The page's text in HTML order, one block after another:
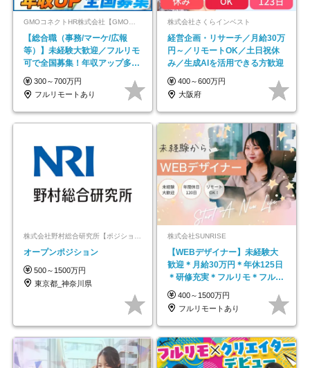
GMOコネクトHR株式会社【GMOインターネットグループ】
【総合職（事務/マーケ/広報
等）】未経験大歓迎／フルリモ
可で全国募集！年収アップ多数
★年休最大130日★
300～700万円
フルリモートあり
株式会社さくらインベスト
経営企画・リサーチ／月給30万
円～／リモートOK／土日祝休
み／生成AIを活用できる方歓迎
400～600万円
大阪府
オープンポジション
500～1500万円
東京都_神奈川県
株式会社SUNRISE
【WEBデザイナー】未経験大
歓迎＊月給30万円＊年休125日
＊研修充実＊フルリモ＊フルフ
レックス＊
400～1500万円
フルリモートあり